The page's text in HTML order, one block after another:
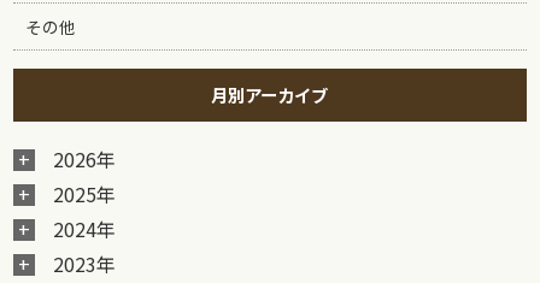
その他
月別アーカイブ
2026年
2025年
2024年
2023年